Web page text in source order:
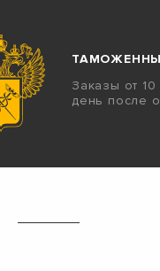
Заказы от
день после